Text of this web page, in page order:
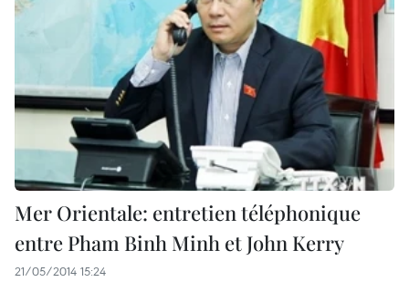
Mer Orientale: entretien téléphonique
entre Pham Binh Minh et John Kerry
21/05/2014 15:24